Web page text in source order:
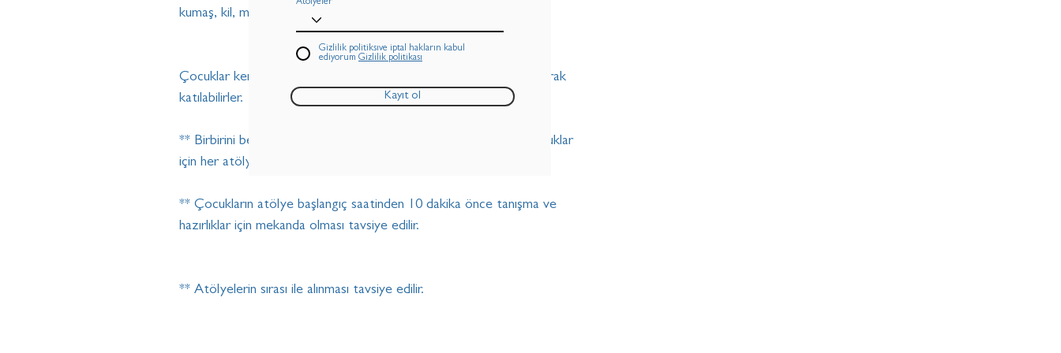
kumaş, kil, makas, pritt, renkli kuru boyalar.
Çocuklar kendi yaş grubundaki atölyelere, birbirinden bağımsız olarak
katılabilirler.
** Birbirini besleyecek şekilde tasarlanan; 7-17 yaş aralığındaki çocuklar
için her atölyemiz 6 çocuk ile sınırlıdır.
** Çocukların atölye başlangıç saatinden 10 dakika önce tanışma ve
hazırlıklar için mekanda olması tavsiye edilir.
** Atölyelerin sırası ile alınması tavsiye edilir.
Atölyeler
Gizlilik politiksıve iptal hakların kabul
ediyorum Gizlilik politikası
Kayıt ol